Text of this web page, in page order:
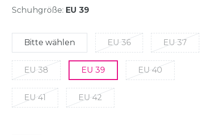
Schuhgröße: EU 39
Bitte wählen EU 36 EU 37
EU 38 EU 39 EU 40
EU 41 EU 42